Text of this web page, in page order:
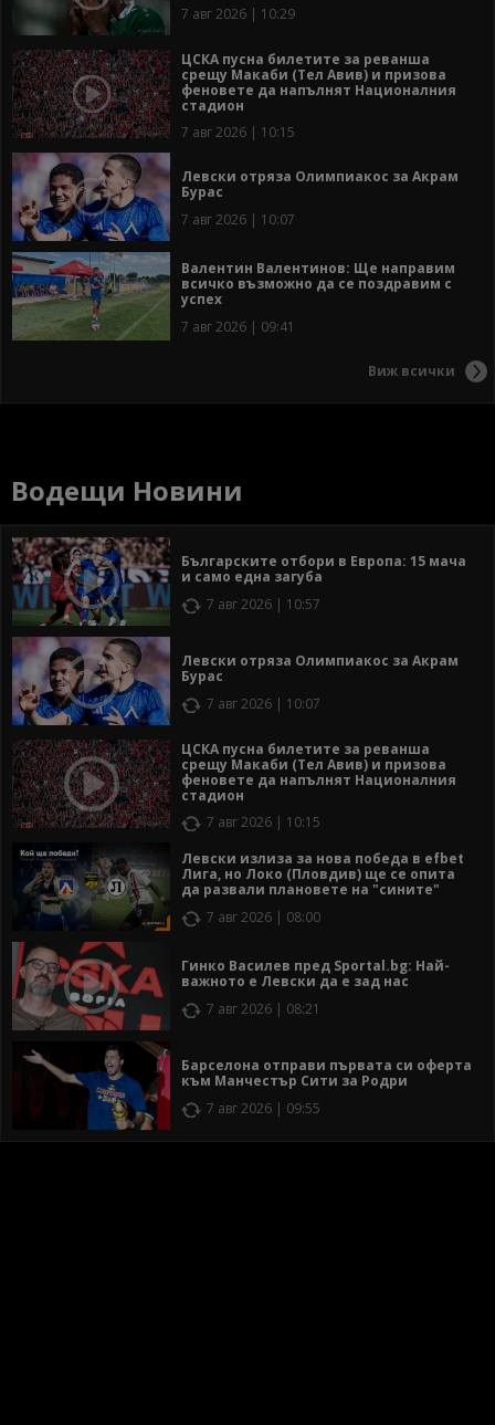
7 авг 2026 | 10:29
ЦСКА пусна билетите за реванша
срещу Макаби (Тел Авив) и призова
феновете да напълнят Националния
стадион
7 авг 2026 | 10:15
Левски отряза Олимпиакос за Акрам
Бурас
7 авг 2026 | 10:07
Валентин Валентинов: Ще направим
всичко възможно да се поздравим с
успех
7 авг 2026 | 09:41
Виж всички
Водещи Новини
Българските отбори в Европа: 15 мача
и само една загуба
7 авг 2026 | 10:57
Левски отряза Олимпиакос за Акрам
Бурас
7 авг 2026 | 10:07
ЦСКА пусна билетите за реванша
срещу Макаби (Тел Авив) и призова
феновете да напълнят Националния
стадион
7 авг 2026 | 10:15
Левски излиза за нова победа в efbet
Лига, но Локо (Пловдив) ще се опита
да развали плановете на "сините"
7 авг 2026 | 08:00
Гинко Василев пред Sportal.bg: Най-
важното е Левски да е зад нас
7 авг 2026 | 08:21
Барселона отправи първата си оферта
към Манчестър Сити за Родри
7 авг 2026 | 09:55